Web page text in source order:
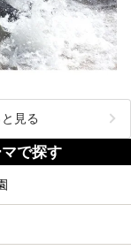
見る
で探す